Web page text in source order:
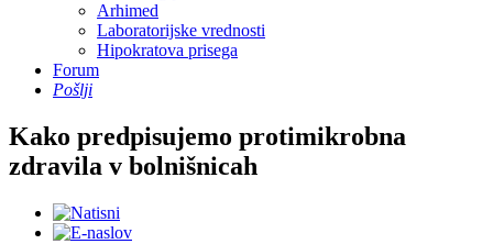
Arhimed
Laboratorijske vrednosti
Hipokratova prisega
Forum
Pošlji
Kako predpisujemo protimikrobna
zdravila v bolnišnicah